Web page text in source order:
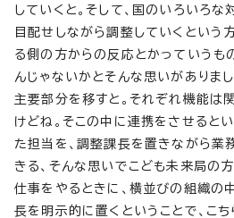
していくと。そして、国のいろいろ
目配せしながら調整していくという
る側の方からの反応とかっていうも
んじゃないかとそんな思いがありま
主要部分を移すと。それぞれ機能は
けどね。そこの中に連携をさせると
た担当を、調整課長を置きながら業
きる、そんな思いでこども未来局の
仕事をやるときに、横並びの組織の
長を明示的に置くということで、こ